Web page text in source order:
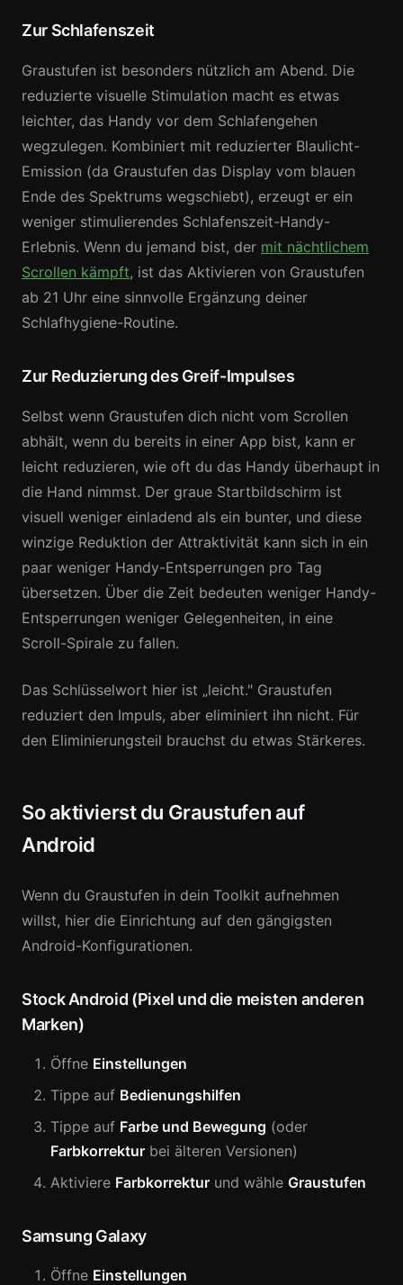
Zur Schlafenszeit
Graustufen ist besonders nützlich am Abend. Die
reduzierte visuelle Stimulation macht es etwas
leichter, das Handy vor dem Schlafengehen
wegzulegen. Kombiniert mit reduzierter Blaulicht-
Emission (da Graustufen das Display vom blauen
Ende des Spektrums wegschiebt), erzeugt er ein
weniger stimulierendes Schlafenszeit-Handy-
Erlebnis. Wenn du jemand bist, der mit nächtlichem
Scrollen kämpft, ist das Aktivieren von Graustufen
ab 21 Uhr eine sinnvolle Ergänzung deiner
Schlafhygiene-Routine.
Zur Reduzierung des Greif-Impulses
Selbst wenn Graustufen dich nicht vom Scrollen
abhält, wenn du bereits in einer App bist, kann er
leicht reduzieren, wie oft du das Handy überhaupt in
die Hand nimmst. Der graue Startbildschirm ist
visuell weniger einladend als ein bunter, und diese
winzige Reduktion der Attraktivität kann sich in ein
paar weniger Handy-Entsperrungen pro Tag
übersetzen. Über die Zeit bedeuten weniger Handy-
Entsperrungen weniger Gelegenheiten, in eine
Scroll-Spirale zu fallen.
Das Schlüsselwort hier ist „leicht." Graustufen
reduziert den Impuls, aber eliminiert ihn nicht. Für
den Eliminierungsteil brauchst du etwas Stärkeres.
So aktivierst du Graustufen auf
Android
Wenn du Graustufen in dein Toolkit aufnehmen
willst, hier die Einrichtung auf den gängigsten
Android-Konfigurationen.
Stock Android (Pixel und die meisten anderen
Marken)
Öffne Einstellungen
Tippe auf Bedienungshilfen
Tippe auf Farbe und Bewegung (oder
Farbkorrektur bei älteren Versionen)
Aktiviere Farbkorrektur und wähle Graustufen
Samsung Galaxy
Öffne Einstellungen